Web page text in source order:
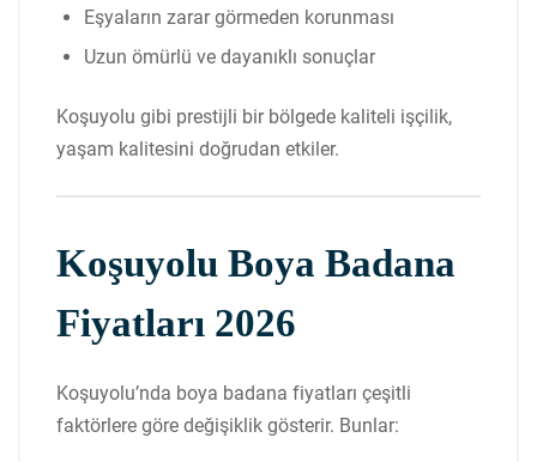
Eşyaların zarar görmeden korunması
Uzun ömürlü ve dayanıklı sonuçlar
Koşuyolu gibi prestijli bir bölgede kaliteli işçilik,
yaşam kalitesini doğrudan etkiler.
Koşuyolu Boya Badana
Fiyatları 2026
Koşuyolu’nda boya badana fiyatları çeşitli
faktörlere göre değişiklik gösterir. Bunlar: